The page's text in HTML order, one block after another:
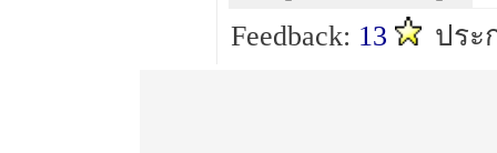
Feedback: 13 ประ